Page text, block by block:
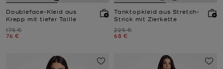
Doubleface-Kleid aus
Krepp mit tiefer Taille
Zuvor
175 €
Jetzt
76 €
Tanktopkleid aus Stretch-
Strick mit Zierkette
Zuvor
225 €
Jetzt
68 €